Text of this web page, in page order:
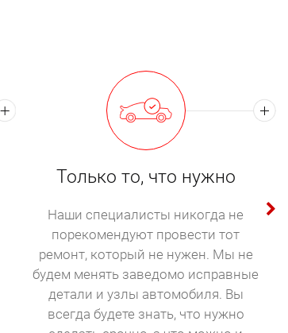
Только то, что нужно
Наши специалисты никогда не
порекомендуют провести тот
ремонт, который не нужен. Мы не
будем менять заведомо исправные
детали и узлы автомобиля. Вы
всегда будете знать, что нужно